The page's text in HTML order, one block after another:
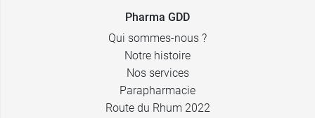
Pharma GDD
Qui sommes-nous ?
Notre histoire
Nos services
Parapharmacie
Route du Rhum 2022